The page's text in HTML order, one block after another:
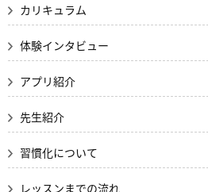
カリキュラム
体験インタビュー
アプリ紹介
先生紹介
習慣化について
レッスンまでの流れ